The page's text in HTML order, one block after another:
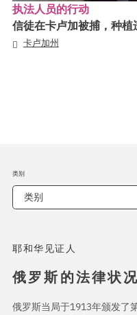
执法人员的行动
信徒在卡卢加被捕，种植
卡卢加州
耶和华见证人
俄罗斯的法律状况
俄罗斯当局于1913年颁发了
类别
类别